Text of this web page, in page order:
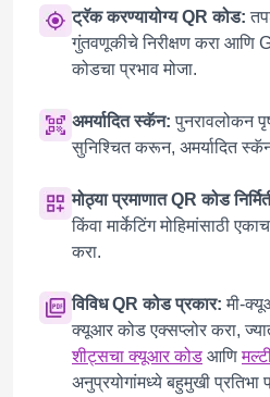
ट्रॅक करण्यायोग्य QR कोड: तपशीलवार विश्लेषणाद्वारे
गुंतवणूकीचे निरीक्षण करा आणि
कोडचा प्रभाव मोजा.
अमर्यादित स्कॅन: पुनरावलोकन पृष्ठावर व्यापक प्रवेशयोग्यता
सुनिश्चित करून, अमर्यादित
मोठ्या प्रमाणात QR कोड
किंवा मार्केटिंग मोहिमांसाठी
करा.
विविध QR कोड प्रकार: मी-क्यूआरमध्ये विविध प्रकारचे
क्यूआर कोड एक्सप्लोर करा,
शीट्सचा क्यूआर कोड आणि
अनुप्रयोगांमध्ये बहुमुखी प्रतिभा